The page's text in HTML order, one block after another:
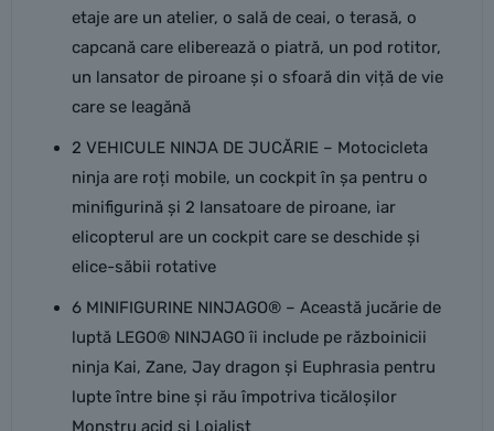
etaje are un atelier, o sală de ceai, o terasă, o
capcană care eliberează o piatră, un pod rotitor,
un lansator de piroane și o sfoară din viță de vie
care se leagănă
2 VEHICULE NINJA DE JUCĂRIE – Motocicleta
ninja are roți mobile, un cockpit în șa pentru o
minifigurină și 2 lansatoare de piroane, iar
elicopterul are un cockpit care se deschide și
elice-săbii rotative
6 MINIFIGURINE NINJAGO® – Această jucărie de
luptă LEGO® NINJAGO îi include pe războinicii
ninja Kai, Zane, Jay dragon și Euphrasia pentru
lupte între bine și rău împotriva ticăloșilor
Monstru acid și Loialist